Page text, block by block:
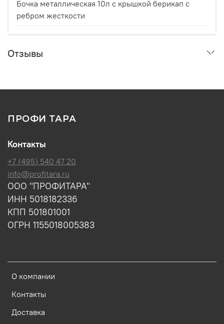
Бочка металлическая 10л с крышкой берикап с
ребром жесткости
Отзывы
ПРОФИ ТАРА
О компании
Контакты
Доставка
Контакты
+7 (495) 540 47 20
info@profitara.ru
ООО "ПРОФИТАРА"
ИНН 5018182336
КПП 501801001
ОГРН 1155018005383